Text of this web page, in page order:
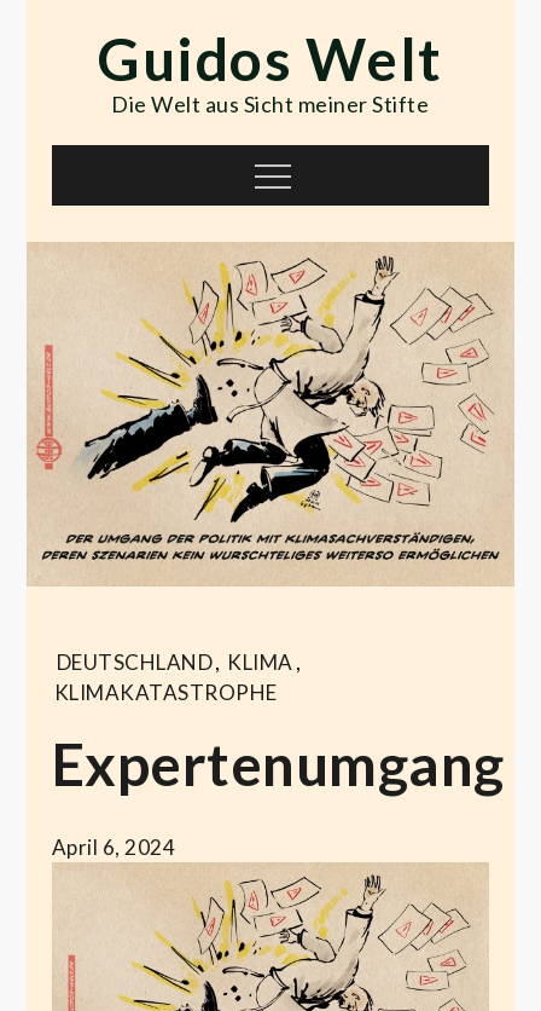
contentGuidos Welt
Die Welt aus Sicht meiner Stifte
Menu
DEUTSCHLAND, KLIMA ,
KLIMAKATASTROPHE
Expertenumgang
April 6, 2024